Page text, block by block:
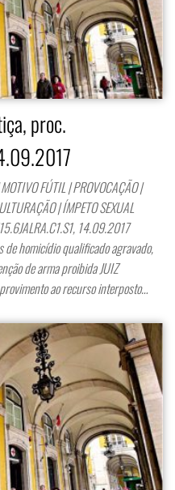
proc.
FÚTIL | PROVOCAÇÃO |
| ÍMPETO SEXUAL
14.09.2017
de homicídio qualificado agravado,
de arma proibida JUIZ
provimento ao recurso interposto…